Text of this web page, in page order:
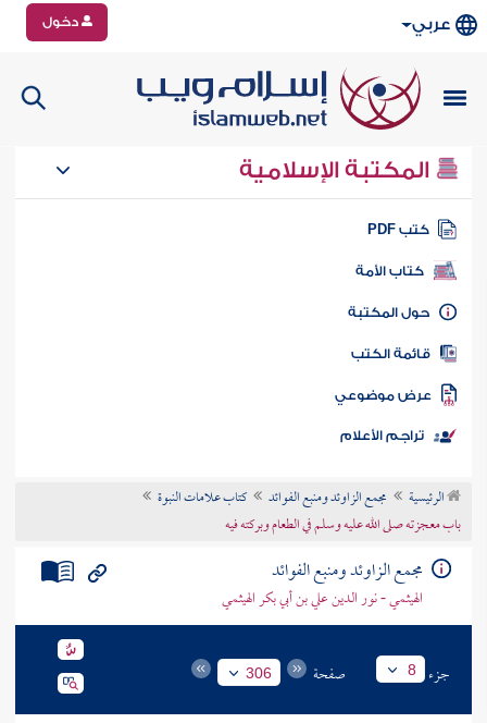
عربي دخول
المكتبة الإسلامية
كتب PDF
كتاب الأمة
المكتبة
الكتب
موضوعي
تراجم الأعلام
الرئيسية مجمع الزاوئد ومنبع الفوائد
كتاب علامات النبوة
باب معجزته صلى الله عليه وسلم في الطعام وبركته فيه
مجمع الزاوئد ومنبع الفوائد
الهيثمي - نور الدين علي بن أبي بكر الهيثمي
جزء 8 صفحة 306